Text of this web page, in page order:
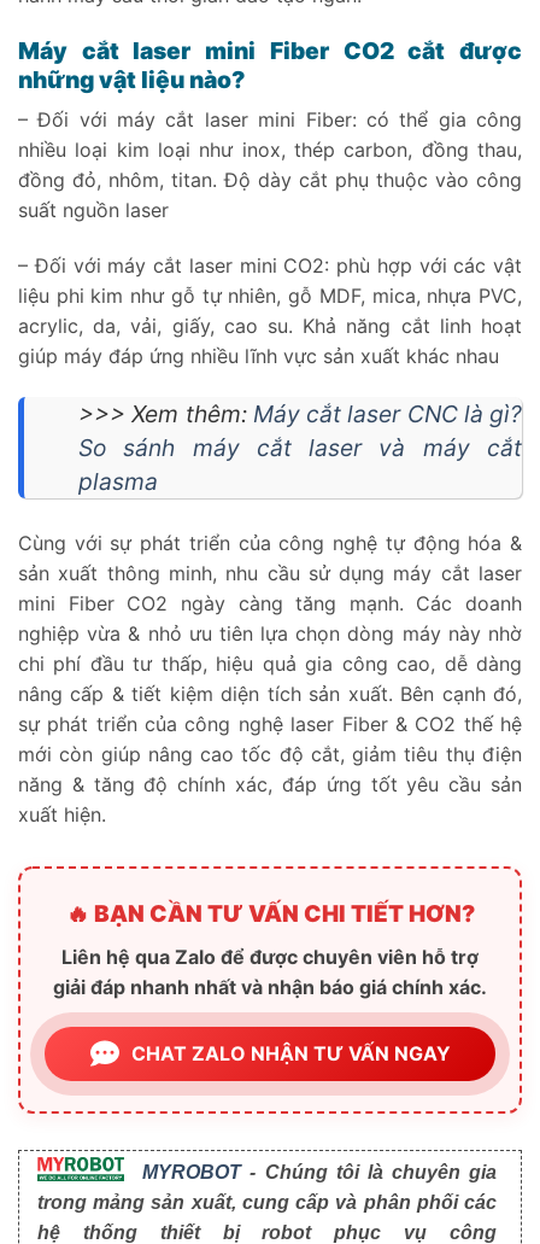
Máy cắt laser mini Fiber CO2 cắt được
những vật liệu nào?
– Đối với máy cắt laser mini Fiber: có thể gia công
nhiều loại kim loại như inox, thép carbon, đồng thau,
đồng đỏ, nhôm, titan. Độ dày cắt phụ thuộc vào công
suất nguồn laser
– Đối với máy cắt laser mini CO2: phù hợp với các vật
liệu phi kim như gỗ tự nhiên, gỗ MDF, mica, nhựa PVC,
acrylic, da, vải, giấy, cao su. Khả năng cắt linh hoạt
giúp máy đáp ứng nhiều lĩnh vực sản xuất khác nhau
>>> Xem thêm: Máy cắt laser CNC là gì?
So sánh máy cắt laser và máy cắt
plasma
Cùng với sự phát triển của công nghệ tự động hóa &
sản xuất thông minh, nhu cầu sử dụng máy cắt laser
mini Fiber CO2 ngày càng tăng mạnh. Các doanh
nghiệp vừa & nhỏ ưu tiên lựa chọn dòng máy này nhờ
chi phí đầu tư thấp, hiệu quả gia công cao, dễ dàng
nâng cấp & tiết kiệm diện tích sản xuất. Bên cạnh đó,
sự phát triển của công nghệ laser Fiber & CO2 thế hệ
mới còn giúp nâng cao tốc độ cắt, giảm tiêu thụ điện
năng & tăng độ chính xác, đáp ứng tốt yêu cầu sản
xuất hiện.
🔥 BẠN CẦN TƯ VẤN CHI TIẾT HƠN?
Liên hệ qua Zalo để được chuyên viên hỗ trợ
giải đáp nhanh nhất và nhận báo giá chính xác.
CHAT ZALO NHẬN TƯ VẤN NGAY
MYROBOT- Chúng tôi là chuyên gia
trong mảng sản xuất, cung cấp và phân phối các
hệ thống thiết bị robot phục vụ công